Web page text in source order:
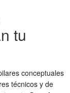
tu
conceptuales
técnicos y de